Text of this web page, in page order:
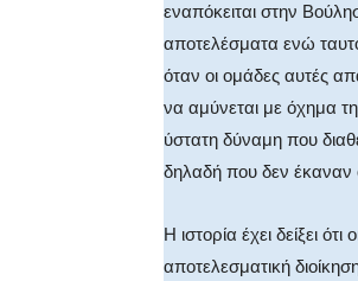
εναπόκειται στην
αποτελέσματα ενώ
όταν οι ομάδες αυτές
να αμύνεται με όχημα
ύστατη δύναμη που
δηλαδή που δεν έκαναν
Η ιστορία έχει δείξει
αποτελεσματική